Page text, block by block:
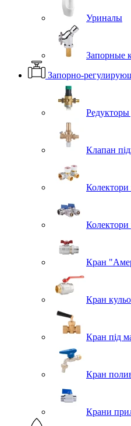
Уриналы
Запорные
Запорно-
Клапан
Колектори
Колектори
Кран
Кран
Кран під
Кран
Крани